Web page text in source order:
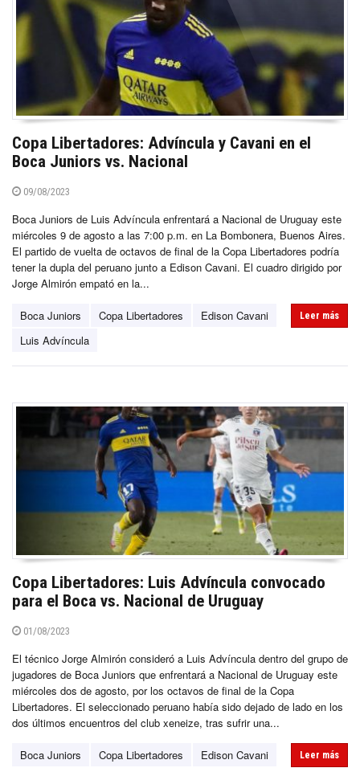
Copa Libertadores: Advíncula y Cavani en el
Boca Juniors vs. Nacional
09/08/2023
Boca Juniors de Luis Advíncula enfrentará a Nacional de Uruguay este
miércoles 9 de agosto a las 7:00 p.m. en La Bombonera, Buenos Aires.
El partido de vuelta de octavos de final de la Copa Libertadores podría
tener la dupla del peruano junto a Edison Cavani. El cuadro dirigido por
Jorge Almirón empató en la...
Boca Juniors Copa Libertadores
Edison Cavani
Luis Advíncula
Leer más
Copa Libertadores: Luis Advíncula convocado
para el Boca vs. Nacional de Uruguay
01/08/2023
El técnico Jorge Almirón consideró a Luis Advíncula dentro del grupo de
jugadores de Boca Juniors que enfrentará a Nacional de Uruguay este
miércoles dos de agosto, por los octavos de final de la Copa
Libertadores. El seleccionado peruano había sido dejado de lado en los
dos últimos encuentros del club xeneize, tras sufrir una...
Boca Juniors Copa Libertadores
Edison Cavani
Leer más